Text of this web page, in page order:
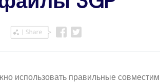
использовать правильные